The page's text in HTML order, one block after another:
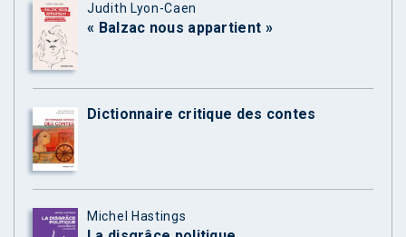
Judith Lyon-Caen
« Balzac nous appartient »
Dictionnaire critique des contes
Michel Hastings